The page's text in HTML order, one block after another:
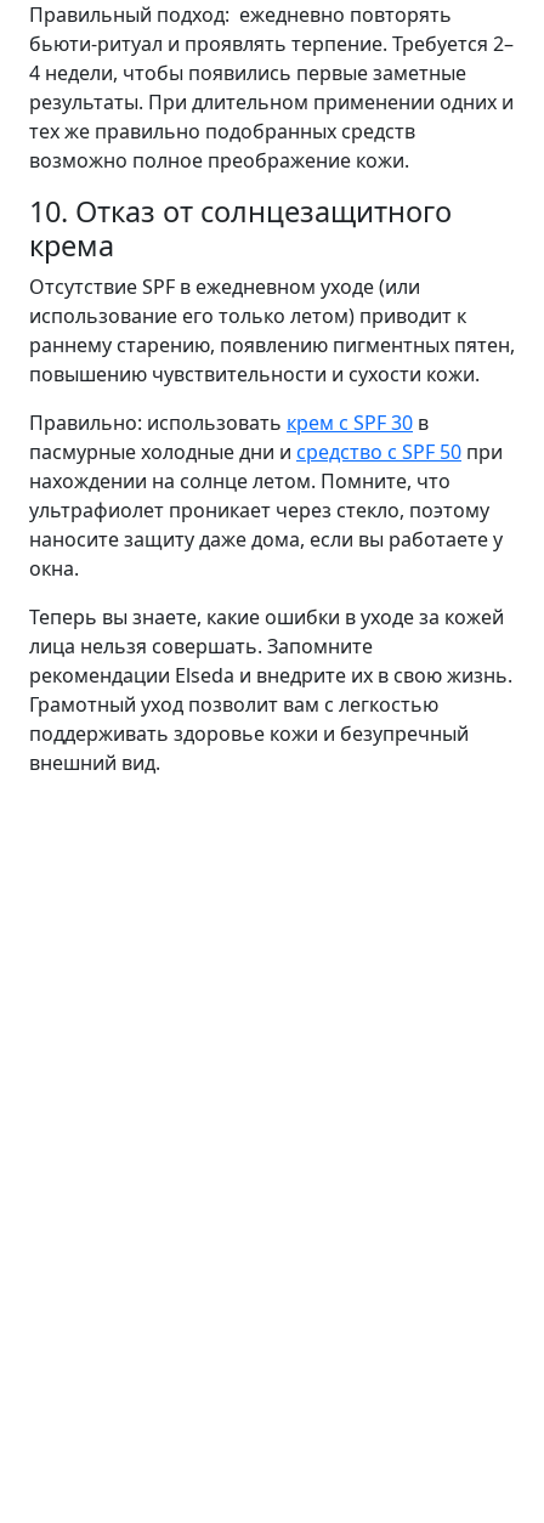
Правильный подход: ежедневно повторять
бьюти-ритуал и проявлять терпение. Требуется 2–
4 недели, чтобы появились первые заметные
результаты. При длительном применении одних и
тех же правильно подобранных средств
возможно полное преображение кожи.
10. Отказ от солнцезащитного
крема
Отсутствие SPF в ежедневном уходе (или
использование его только летом) приводит к
раннему старению, появлению пигментных пятен,
повышению чувствительности и сухости кожи.
Правильно: использовать крем с SPF 30 в
пасмурные холодные дни и средство с SPF 50 при
нахождении на солнце летом. Помните, что
ультрафиолет проникает через стекло, поэтому
наносите защиту даже дома, если вы работаете у
окна.
Теперь вы знаете, какие ошибки в уходе за кожей
лица нельзя совершать. Запомните
рекомендации Elseda и внедрите их в свою жизнь.
Грамотный уход позволит вам с легкостью
поддерживать здоровье кожи и безупречный
внешний вид.